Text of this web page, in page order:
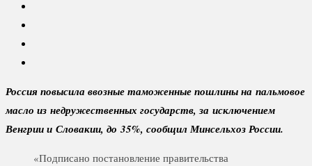
Россия повысила ввозные таможенные пошлины на пальмовое
масло из недружественных государств, за исключением
Венгрии и Словакии, до 35%, сообщил Минсельхоз России.
«Подписано постановление правительства